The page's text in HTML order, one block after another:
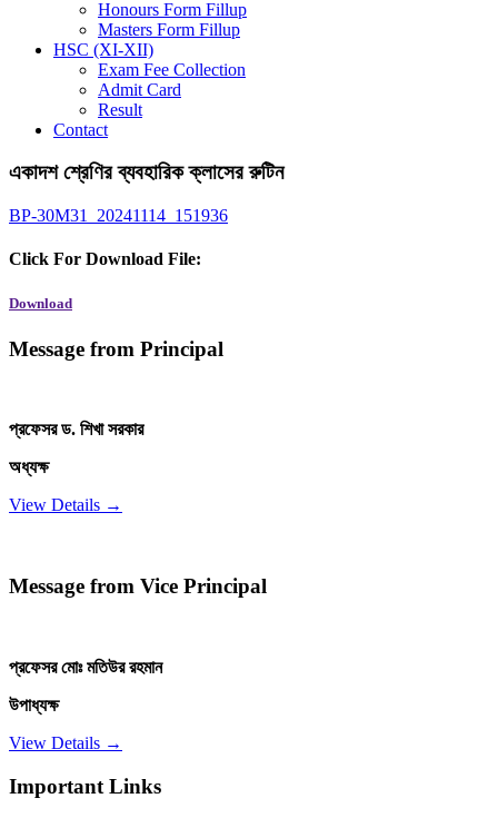
Honours Form Fillup
Masters Form Fillup
HSC (XI-XII)
Exam Fee Collection
Admit Card
Result
Contact
একাদশ শ্রেণির ব্যবহারিক ক্লাসের রুটিন
BP-30M31_20241114_151936
Click For Download File:
Download
Message from Principal
প্রফেসর ড. শিখা সরকার
অধ্যক্ষ
View Details →
Message from Vice Principal
প্রফেসর মোঃ মতিউর রহমান
উপাধ্যক্ষ
View Details →
Important Links